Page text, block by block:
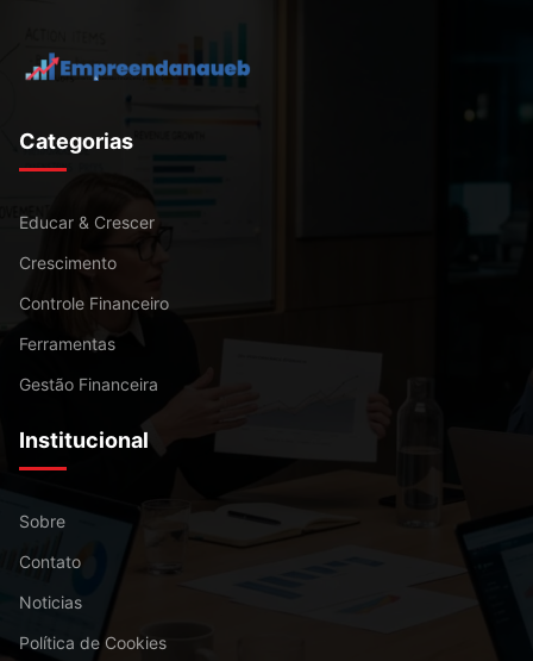
Categorias
Educar & Crescer
Crescimento
Controle Financeiro
Ferramentas
Gestão Financeira
Institucional
Sobre
Contato
Noticias
Política de Cookies